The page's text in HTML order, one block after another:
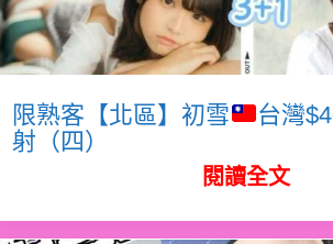
限熟客【北區】初雪
台灣
射（四）
閱讀全文